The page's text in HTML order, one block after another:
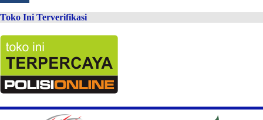
Toko Ini Terverifikasi